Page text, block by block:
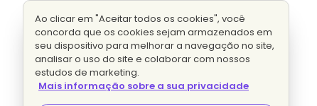
Ao clicar em "Aceitar todos os cookies", você
concorda que os cookies sejam armazenados em
seu dispositivo para melhorar a navegação no site,
analisar o uso do site e colaborar com nossos
estudos de marketing.
Mais informação sobre a sua privacidade